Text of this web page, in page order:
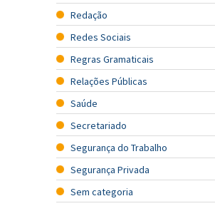
Redação
Redes Sociais
Regras Gramaticais
Relações Públicas
Saúde
Secretariado
Segurança do Trabalho
Segurança Privada
Sem categoria